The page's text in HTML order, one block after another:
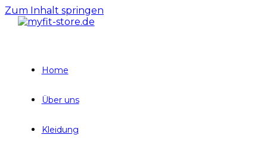
Zum Inhalt springen
Home
Über uns
Kleidung